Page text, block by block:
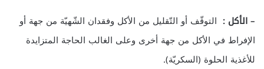
– الأكل : التوقّف أو التّقليل من الأكل وفقدان الشّهيّة من جهة أو
الإفراط في الأكل من جهة أخرى وعلى الغالب الحاجة المتزايدة
للأغذية الحلوة (السكريّة).